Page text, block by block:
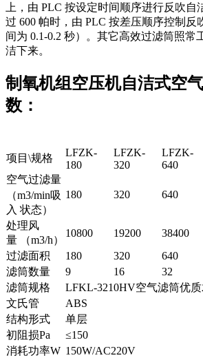
上，由 PLC 按设定时间顺序进行反吹自
过 600 帕时，由 PLC 按差压顺序控制反
间为 0.1-0.2 秒）。其它高效过滤筒照常
洁下来。
制氧机组空压机自洁式空
数：
项目\规格
LFZK-
180
LFZK-
320
LFZK-
640
空气过滤量
180
320 640
（m3/min吸
入 状态）
处理风
量 （m3/h）
10800 19200 38400
过滤面积
180 320 640
滤筒数量
9 16 32
滤筒规格
LFKL-3210HV空气滤筒优质
文氏管
ABS
结构形式
单层
初阻损Pa
≤150
消耗功率W 150W/AC220V